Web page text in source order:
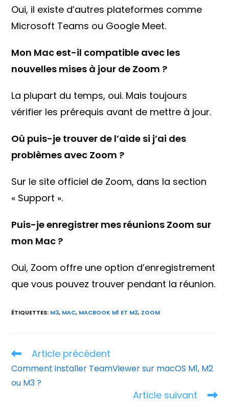
Oui, il existe d’autres plateformes comme
Microsoft Teams ou Google Meet.
Mon Mac est-il compatible avec les
nouvelles mises à jour de Zoom ?
La plupart du temps, oui. Mais toujours
vérifier les prérequis avant de mettre à jour.
Où puis-je trouver de l’aide si j’ai des
problèmes avec Zoom ?
Sur le site officiel de Zoom, dans la section
« Support ».
Puis-je enregistrer mes réunions Zoom sur
mon Mac ?
Oui, Zoom offre une option d’enregistrement
que vous pouvez trouver pendant la réunion.
ÉTIQUETTES: M3, MAC, MACBOOK M1 ET M2, ZOOM
Read
articles
Article précédent
Comment installer TeamViewer sur macOS M1, M2
ou M3 ?
Article suivant